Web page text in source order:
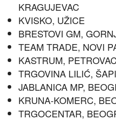
KRAGUJEVAC
KVISKO, UŽICE
BRESTOVI GM,
TEAM TRADE, NOVI
KASTRUM, PETROVAC
TRGOVINA LILIĆ,
JABLANICA MP,
KRUNA-KOMERC,
TRGOCENTAR,